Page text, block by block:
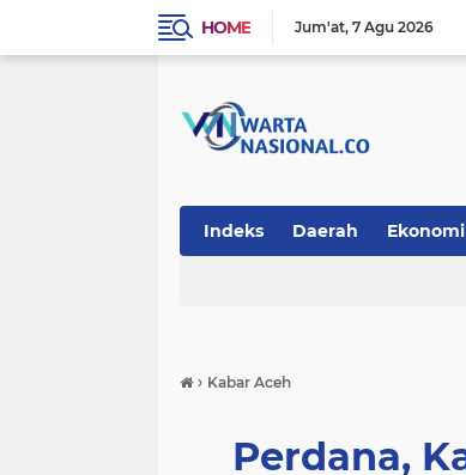
HOME Jum'at 7 Agu 2026
Indeks Daerah Ekonomi
› Kabar Aceh
Perdana,